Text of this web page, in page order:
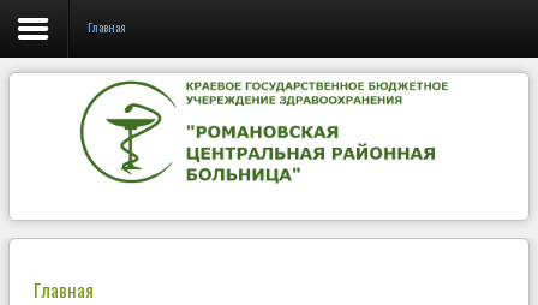
Главная
Информация об организации
Главная
Главная